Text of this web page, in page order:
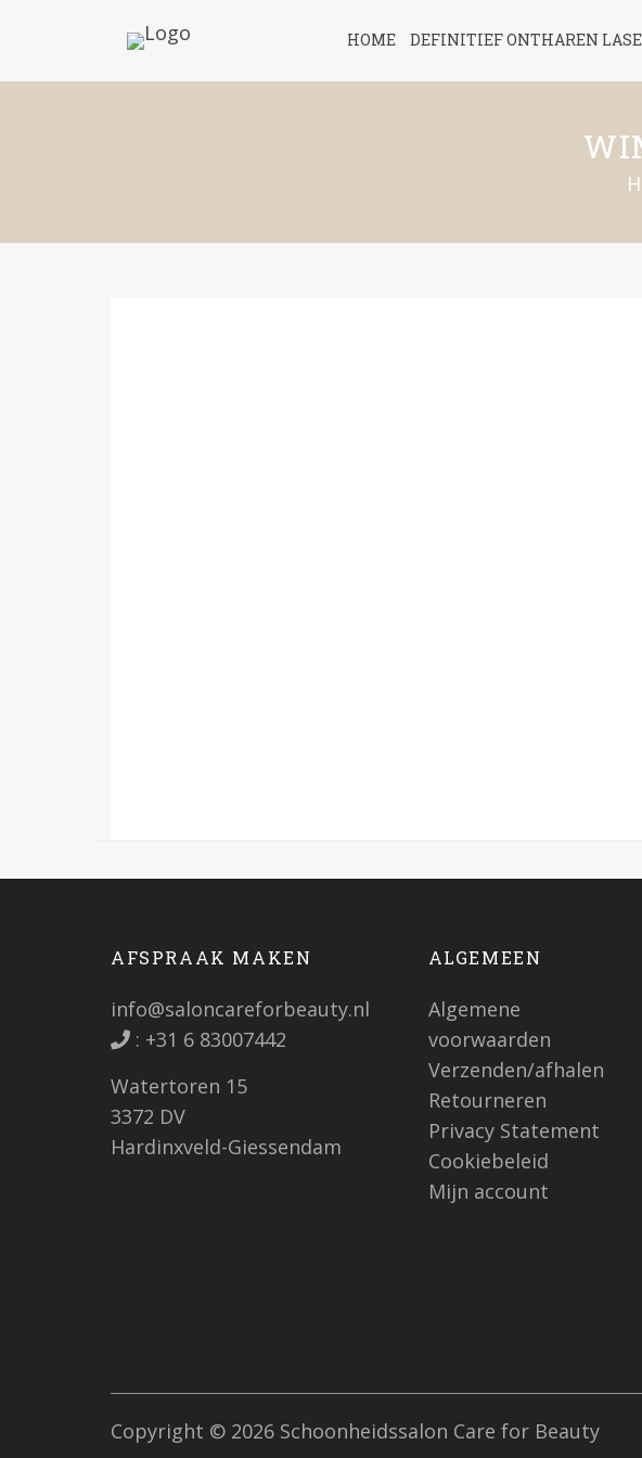
HOME DEFINITIEF ONTHAREN
AFSPRAAK MAKEN
info@saloncareforbeauty.nl
: +31 6 83007442
Watertoren 15
3372 DV
Hardinxveld-Giessendam
ALGEMEEN
Algemene
voorwaarden
Verzenden/afhalen
Retourneren
Privacy Statement
Cookiebeleid
Mijn account
Copyright © 2026 Schoonheidssalon Care for Beauty